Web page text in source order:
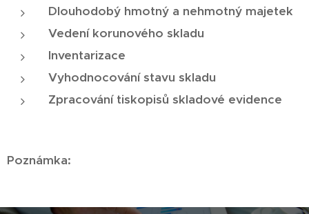
Dlouhodobý hmotný a nehmotný majetek
Vedení korunového skladu
Inventarizace
Vyhodnocování stavu skladu
Zpracování tiskopisů skladové evidence
Poznámka: